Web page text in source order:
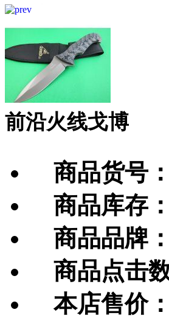
前沿火线戈博
商品货号：
商品库存：
商品品牌：
商品点击
本店售价：